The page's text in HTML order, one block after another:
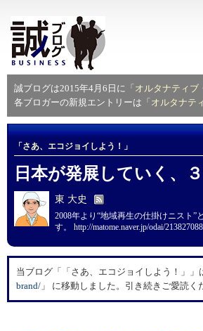
誠ブログは2015年4月6日に「 オルタナティブ
各ブロガーの新規エントリーは「 オルタナテ
「さあ、エコジョイしよう！」
日本が発展していく、
東 大史
2008年より“地域再生の仕掛けニスト
す。 http://matome.naver.jp/odai/
当ブログ「「さあ、エコジョイしよう！」
brand/ 」 に移動しました。引き続きご愛読く